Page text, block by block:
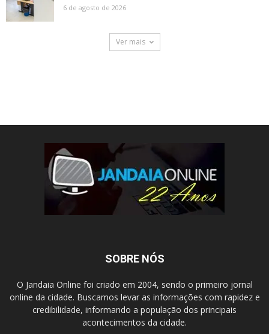
6 de agosto de 2026
Ver mais
SOBRE NÓS
O Jandaia Online foi criado em 2004, sendo o primeiro jornal
online da cidade. Buscamos levar as informações com rapidez e
credibilidade, informando a população dos principais
acontecimentos da cidade.